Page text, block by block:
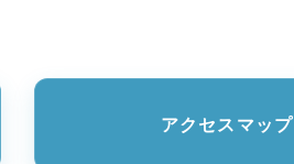
アクセスマップ